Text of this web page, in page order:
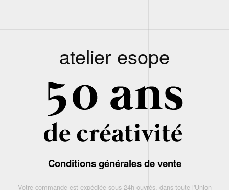
atelier esope
Conditions générales de vente
Votre commande est expédiée sous 24h ouvrés, dans toute l'Union